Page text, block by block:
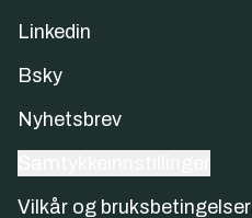
Linkedin
Bsky
Nyhetsbrev
Vilkår og bruksbetingelser